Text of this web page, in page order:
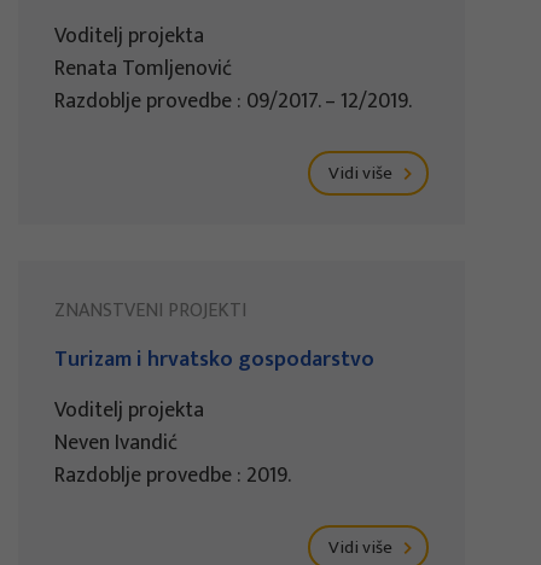
Voditelj projekta
Renata Tomljenović
Razdoblje provedbe : 09/2017. – 12/2019.
Vidi više
ZNANSTVENI PROJEKTI
Turizam i hrvatsko gospodarstvo
Voditelj projekta
Neven Ivandić
Razdoblje provedbe : 2019.
Vidi više